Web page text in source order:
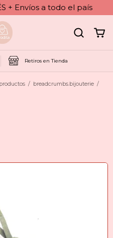
+ Envíos a todo el país
Retiros en Tienda
/ breadcrumbs.bijouterie /